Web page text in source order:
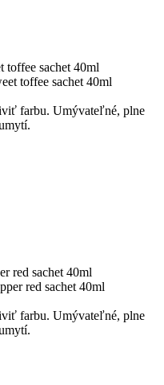
sachet 40ml
farbu. Umývateľné, plne
red sachet 40ml
farbu. Umývateľné, plne